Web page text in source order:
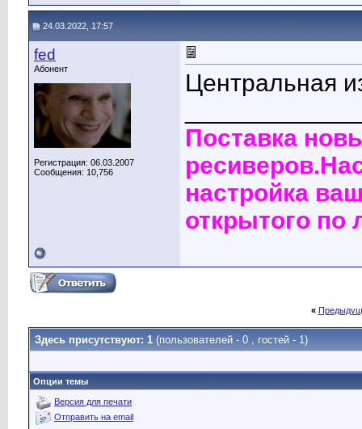
24.03.2022, 17:57
fed
Абонент
Регистрация: 06.03.2007
Сообщения: 10,756
Центральная
Поставка
настройка
открытого по
«
Здесь присутствуют: 1 (пользователей - 0 , гостей - 1)
Опции темы
Версия для печати
Отправить на email